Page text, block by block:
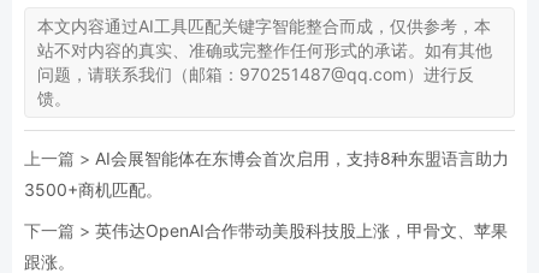
本文内容通过AI工具匹配关键字智能整合而成，仅供参考，本
站不对内容的真实、准确或完整作任何形式的承诺。如有其他
问题，请联系我们（邮箱：970251487@qq.com）进行反
馈。
上一篇 > AI会展智能体在东博会首次启用，支持8种东盟语言助力
3500+商机匹配。
下一篇 > 英伟达OpenAI合作带动美股科技股上涨，甲骨文、苹果
跟涨。